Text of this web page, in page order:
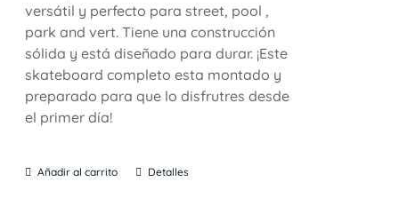
versátil y perfecto para street, pool ,
park and vert. Tiene una construcción
sólida y está diseñado para durar. ¡Este
skateboard completo esta montado y
preparado para que lo disfrutres desde
el primer día!
Añadir al carrito Detalles